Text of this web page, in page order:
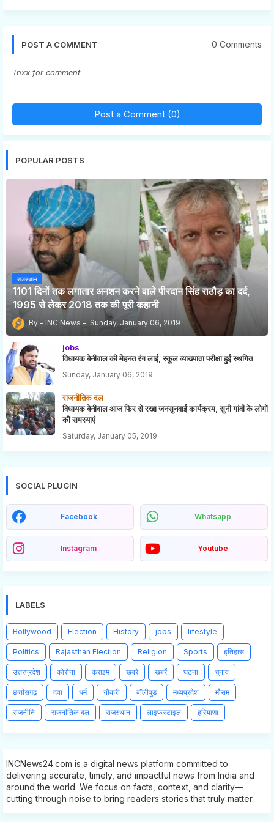
POST A COMMENT 0 Comments
Tnxx for comment
Post a Comment (0)
POPULAR POSTS
राजस्थान
1101 दिनों तक लगातार अनशन करने वाले पीरदान सिंह राठौड़ का दर्द,
1995 से लेकर 2018 तक की पूरी कहानी
INC News Sunday, January 06, 2019
jobs
विधायक बेनीवाल की मेहनत रंग लाई, स्कूल व्याख्याता परीक्षा हुई स्थगित
Sunday, January 06, 2019
राजनीतिक दल
विधायक बेनीवाल आज फिर से रखा जनसुनवाई कार्यक्रम, सुनी गांवों के लोगों
की समस्याएं
Saturday, January 05, 2019
SOCIAL PLUGIN
Facebook Whatsapp
Instagram Youtube
LABELS
Bollywood Election History jobs lifestyle
Politics Rajasthan Election Religion Sports इतिहास
उत्तरप्रदेश कोरोना क्राइम खबरे खबरें घटना चुनाव
छत्तीसगढ़ दवा धर्म नौकरी बॉलीवुड मध्यप्रदेश मौसम
राजनीति राजनीतिक दल राजस्थान लाइफस्टाइल हरियाणा
INCNews24.com is a digital news platform committed to
delivering accurate, timely, and impactful news from India and
around the world. We focus on facts, context, and clarity—
cutting through noise to bring readers stories that truly matter.